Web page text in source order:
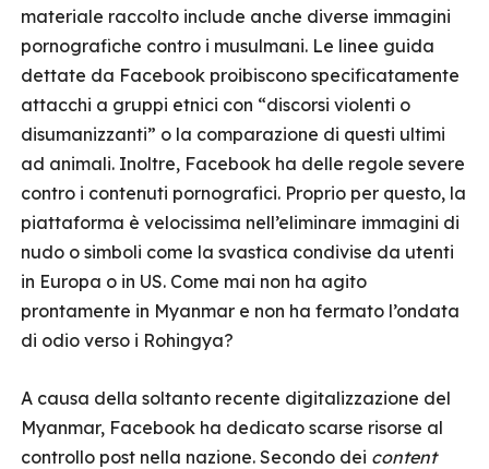
materiale raccolto include anche diverse immagini
pornografiche contro i musulmani. Le linee guida
dettate da Facebook proibiscono specificatamente
attacchi a gruppi etnici con “discorsi violenti o
disumanizzanti” o la comparazione di questi ultimi
ad animali. Inoltre, Facebook ha delle regole severe
contro i contenuti pornografici. Proprio per questo, la
piattaforma è velocissima nell’eliminare immagini di
nudo o simboli come la svastica condivise da utenti
in Europa o in US. Come mai non ha agito
prontamente in Myanmar e non ha fermato l’ondata
di odio verso i Rohingya?
A causa della soltanto recente digitalizzazione del
Myanmar, Facebook ha dedicato scarse risorse al
controllo post nella nazione. Secondo dei content